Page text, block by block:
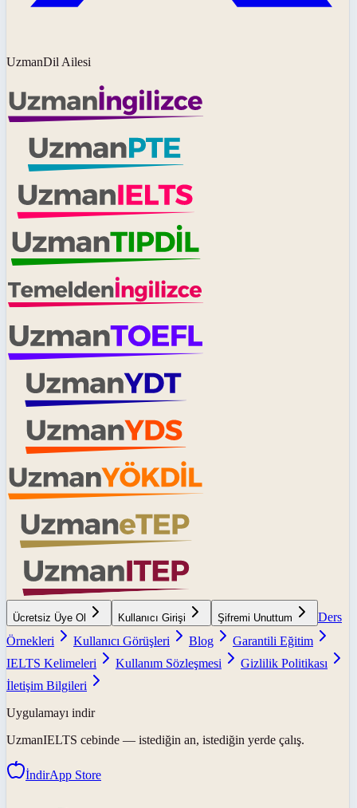
UzmanDil Ailesi
Ücretsiz Üye Ol Kullanıcı Girişi Şifremi Unuttum
Ders
Örnekleri
Kullanıcı Görüşleri Blog
Garantili Eğitim
IELTS Kelimeleri
Kullanım Sözleşmesi
Gizlilik Politikası
İletişim Bilgileri
Uygulamayı indir
UzmanIELTS cebinde — istediğin an, istediğin yerde çalış.
İndirApp Store